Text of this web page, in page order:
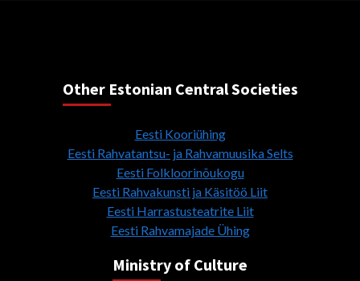
Other Estonian Central Societies
Eesti Kooriühing
Eesti Rahvatantsu- ja Rahvamuusika Selts
Eesti Folkloorinõukogu
Eesti Rahvakunsti ja Käsitöö Liit
Eesti Harrastusteatrite Liit
Eesti Rahvamajade Ühing
Ministry of Culture